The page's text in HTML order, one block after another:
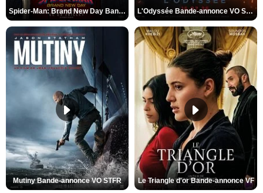
Spider-Man: Brand New Day Bande-annonce VO STFR L'Odyssée Bande-annonce VO STFR
Mutiny Bande-annonce VO STFR Le Triangle d'or Bande-annonce VF